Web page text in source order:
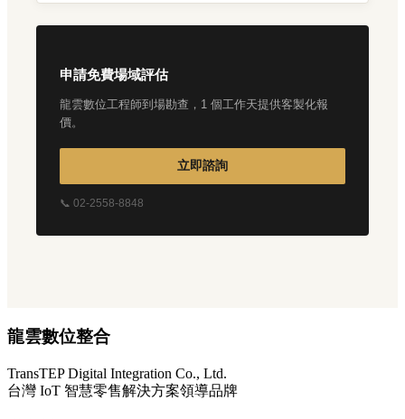
申請免費場域評估
龍雲數位工程師到場勘查，1 個工作天提供客製化報
價。
立即諮詢
📞 02-2558-8848
龍雲數位整合
TransTEP Digital Integration Co., Ltd.
台灣 IoT 智慧零售解決方案領導品牌